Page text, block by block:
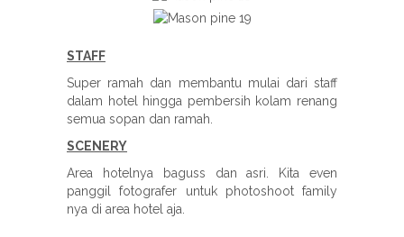
STAFF
Super ramah dan membantu mulai dari staff
dalam hotel hingga pembersih kolam renang
semua sopan dan ramah.
SCENERY
Area hotelnya baguss dan asri. Kita even
panggil fotografer untuk photoshoot family
nya di area hotel aja.